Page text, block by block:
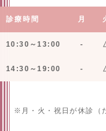
診療時間 月
10:30～13:00 -
14:30～19:00 -
※月・火・祝日が休診（